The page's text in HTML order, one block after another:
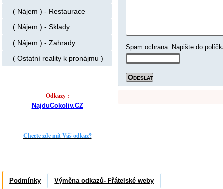
Spam ochrana:
( Nájem ) - Restaurace
( Nájem ) - Sklady
( Nájem ) - Zahrady
( Ostatní reality k pronájmu )
Odkazy :
NajduCokoliv.CZ
Chcete zde mít Váš odkaz?
Podmínky Výměna odkazů- Přátelské weby